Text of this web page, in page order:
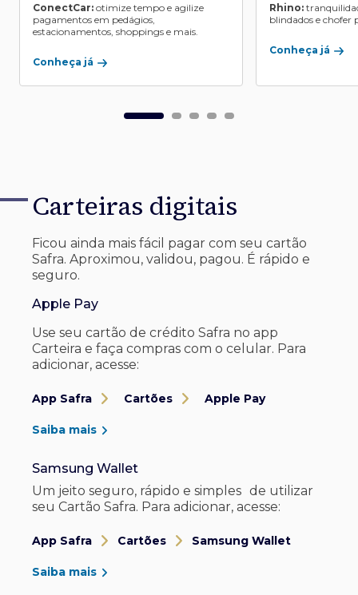
ConectCar: otimize tempo e agilize
pagamentos em pedágios,
estacionamentos, shoppings e mais.
Conheça já
Rhino:
blindados e chofer
Conheça já
Carteiras digitais
Ficou ainda mais fácil pagar com seu cartão
Safra. Aproximou, validou, pagou. É rápido e
seguro.
Apple Pay
Use seu cartão de crédito Safra no app
Carteira e faça compras com o celular. Para
adicionar, acesse:
App Safra Cartões Apple Pay
Saiba mais
Samsung Wallet
Um jeito seguro, rápido e simples de utilizar
seu Cartão Safra. Para adicionar, acesse:
App Safra Cartões Samsung Wallet
Saiba mais